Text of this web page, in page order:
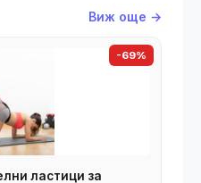
Виж още →
-69%
ластици за